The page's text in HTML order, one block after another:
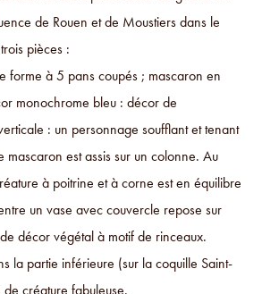
de Rouen et de Moustiers dans le
pièces :
forme à 5 pans coupés ; mascaron en
monochrome bleu : décor de
: un personnage soufflant et tenant
mascaron est assis sur un colonne. Au
à poitrine et à corne est en équilibre
un vase avec couvercle repose sur
décor végétal à motif de rinceaux.
la partie inférieure (sur la coquille Saint-